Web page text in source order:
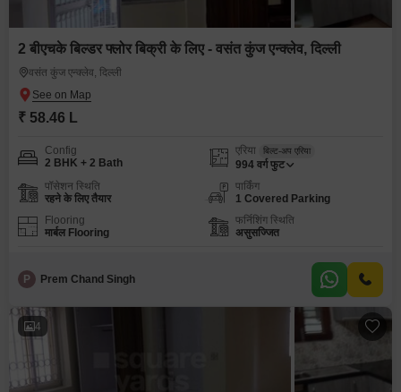
2 बीएचके बिल्डर फ्लोर बिक्री के लिए - वसंत कुंज एन्क्लेव, दिल्ली
वसंत कुंज एन्क्लेव, दिल्ली
₹ 58.46 L
Config
2 BHK + 2 Bath
एरिया बिल्ट-अप एरिया
994 वर्ग फुट
पॉसेशन स्थिति
रहने के लिए तैयार
पार्किंग
1 Covered Parking
Flooring
मार्बल Flooring
फर्निशिंग स्थिति
असुसज्जित
P Prem Chand Singh
4